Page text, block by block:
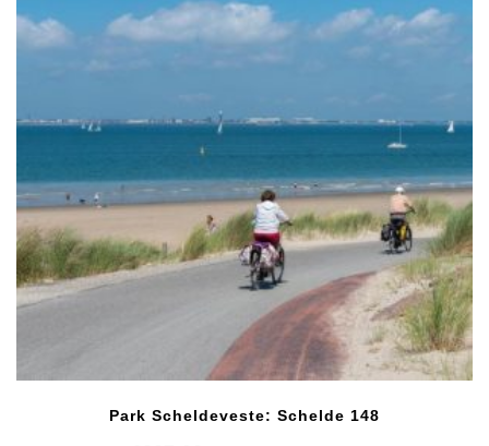
Park Scheldeveste: Schelde 148